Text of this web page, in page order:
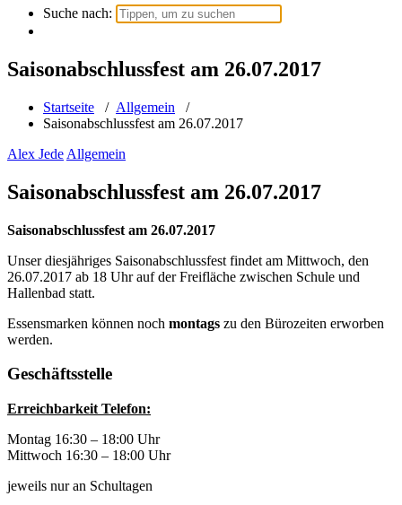
Suche nach:
Saisonabschlussfest am 26.07.2017
Startseite / Allgemein /
Saisonabschlussfest am 26.07.2017
Alex Jede Allgemein
Saisonabschlussfest am 26.07.2017
Saisonabschlussfest am 26.07.2017
Unser diesjähriges Saisonabschlussfest findet am Mittwoch, den
26.07.2017 ab 18 Uhr auf der Freifläche zwischen Schule und
Hallenbad statt.
Essensmarken können noch montags zu den Bürozeiten erworben
werden.
Geschäftsstelle
Erreichbarkeit Telefon:
Montag 16:30 – 18:00 Uhr
Mittwoch 16:30 – 18:00 Uhr
jeweils nur an Schultagen